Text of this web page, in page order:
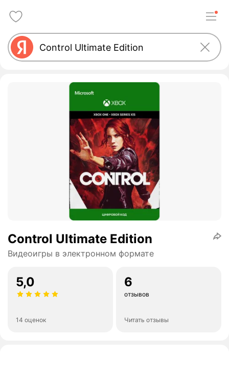
Control Ultimate Edition
Видеоигры в электронном формате
5,0
14 оценок
6
отзывов
Читать отзывы